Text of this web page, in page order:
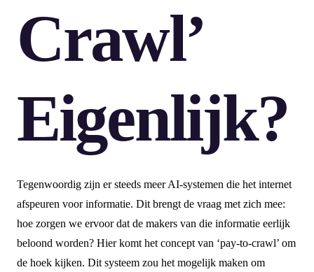
Crawl’
Eigenlijk?
Tegenwoordig zijn er steeds meer AI-systemen die het internet
afspeuren voor informatie. Dit brengt de vraag met zich mee:
hoe zorgen we ervoor dat de makers van die informatie eerlijk
beloond worden? Hier komt het concept van ‘pay-to-crawl’ om
de hoek kijken. Dit systeem zou het mogelijk maken om